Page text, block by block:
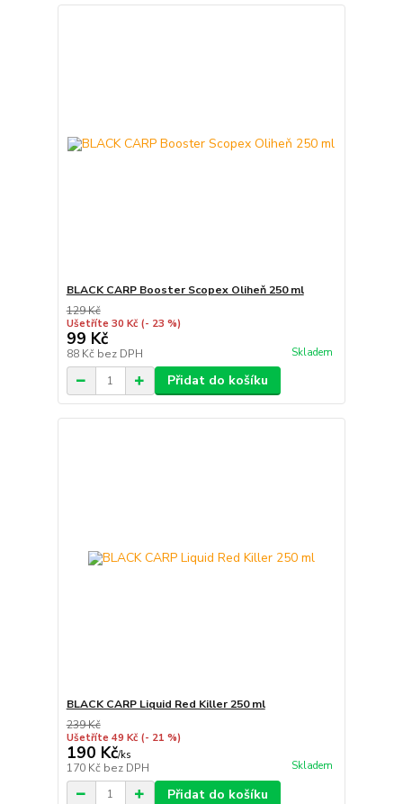
BLACK CARP Booster Scopex Oliheň 250 ml
129 Kč
Ušetříte 30 Kč (- 23 %)
99 Kč
88 Kč bez DPH Skladem
Přidat do košíku
BLACK CARP Liquid Red Killer 250 ml
239 Kč
Ušetříte 49 Kč (- 21 %)
190 Kč/ks
170 Kč bez DPH Skladem
Přidat do košíku